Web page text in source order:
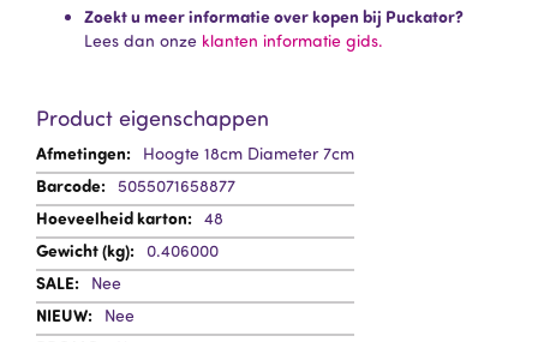
Zoekt u meer informatie over kopen bij Puckator?
Lees dan onze klanten informatie gids.
Product eigenschappen
Meer
informatie
Hoogte 18cm Diameter 7cm
5055071658877
48
0.406000
Nee
Nee